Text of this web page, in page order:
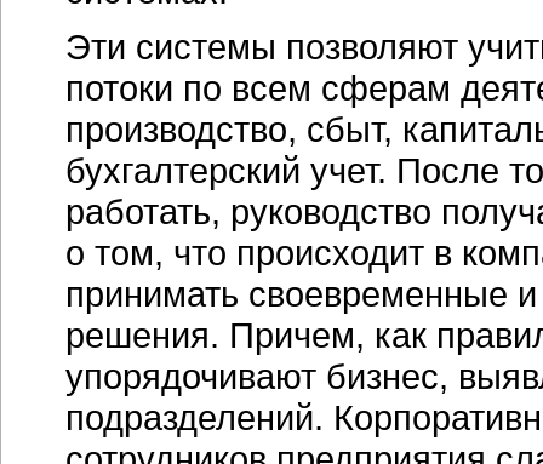
Эти системы позволяют
потоки по всем сферам
производство, сбыт,
бухгалтерский учет. После
работать, руководство
о том, что происходит в
принимать своевременные
решения. Причем, как
упорядочивают бизнес,
подразделений.